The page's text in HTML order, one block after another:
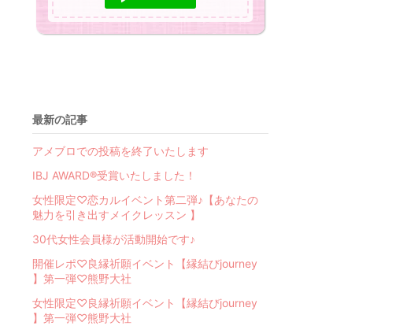
最新の記事
アメブロでの投稿を終了いたします
IBJ AWARD®受賞いたしました！
女性限定♡恋カルイベント第二弾♪【あなたの
魅力を引き出すメイクレッスン 】
30代女性会員様が活動開始です♪
開催レポ♡良縁祈願イベント【縁結びjourney
】第一弾♡熊野大社
女性限定♡良縁祈願イベント【縁結びjourney
】第一弾♡熊野大社